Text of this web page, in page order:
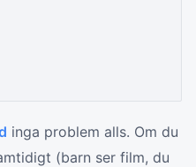
inga problem alls. Om du
(barn ser film, du